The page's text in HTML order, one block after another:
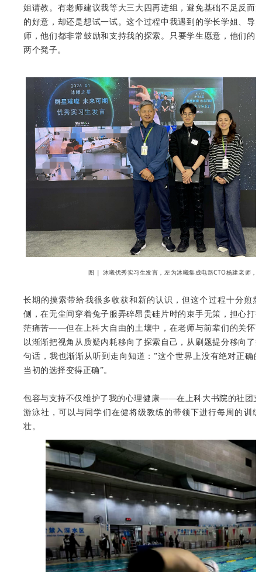
姐请教。有老师建议我等大三大四再进组，避免基础不足反而
的好意，却还是想试一试。这个过程中我遇到的学长学姐、导
师，他们都非常鼓励和支持我的探索。只要学生愿意，他们
两个凳子。
图 | 沐曦优秀实习生发言，左为沐曦集成电路CTO杨建老师，
长期的摸索带给我很多收获和新的认识，但这个过程十分煎
侧，在无尘间穿着兔子服弄碎昂贵硅片时的束手无策，担心打
茫痛苦——但在上科大自由的土壤中，在老师与前辈们的关怀
以渐渐把视角从质疑内耗移向了探索自己，从刷题提分移向了
句话，我也渐渐从听到走向知道：”这个世界上没有绝对正确
当初的选择变得正确”。
包容与支持不仅维护了我的心理健康——在上科大书院的社团
游泳社，可以与同学们在健将级教练的带领下进行每周的训
壮。